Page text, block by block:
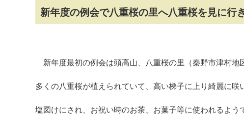
新年度の例会で八重桜の里へ八重桜を見に行
新年度最初の例会は頭高山、八重桜の里（秦野市津村地
多くの八重桜が植えられていて、高い梯子に上り綺麗に咲
塩図けにされ、お祝い時のお茶、お菓子等に使われるよう